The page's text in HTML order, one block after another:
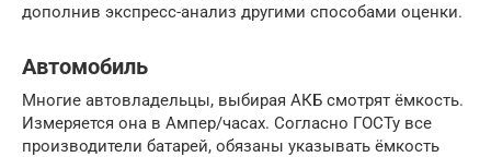
дополнив экспресс-анализ другими способами оценки.
Автомобиль
Многие автовладельцы, выбирая АКБ смотрят ёмкость.
Измеряется она в Ампер/часах. Согласно ГОСТу все
производители батарей, обязаны указывать ёмкость